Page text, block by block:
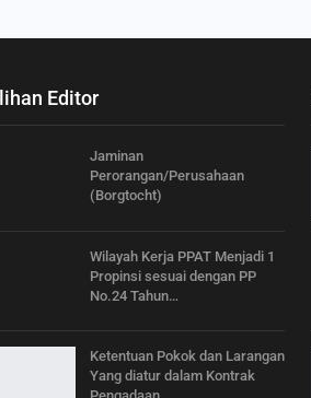
Editor
Jaminan
Perorangan/Perusahaan
(Borgtocht)
Wilayah Kerja PPAT Menjadi 1
Propinsi sesuai dengan PP
No.24 Tahun…
Ketentuan Pokok dan Larangan
Yang diatur dalam Kontrak